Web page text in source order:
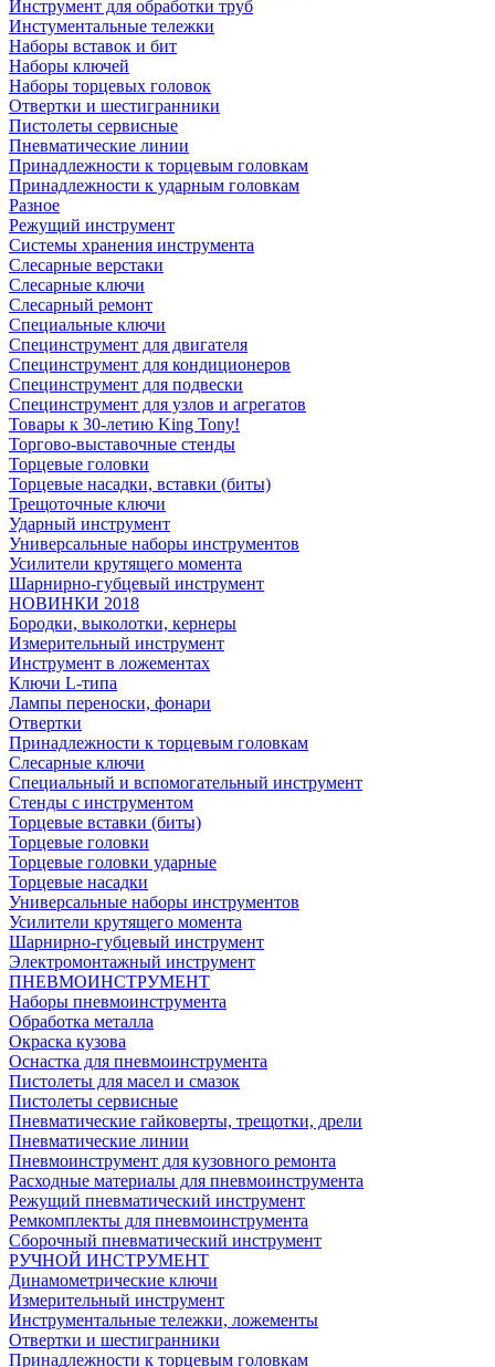
Инструмент для обработки труб
Инстументальные тележки
Наборы вставок и бит
Наборы ключей
Наборы торцевых головок
Отвертки и шестигранники
Пистолеты сервисные
Пневматические линии
Принадлежности к торцевым головкам
Принадлежности к ударным головкам
Разное
Режущий инструмент
Системы хранения инструмента
Слесарные верстаки
Слесарные ключи
Слесарный ремонт
Специальные ключи
Специнструмент для двигателя
Специнструмент для кондиционеров
Специнструмент для подвески
Специнструмент для узлов и агрегатов
Товары к 30-летию King Tony!
Торгово-выставочные стенды
Торцевые головки
Торцевые насадки, вставки (биты)
Трещоточные ключи
Ударный инструмент
Универсальные наборы инструментов
Усилители крутящего момента
Шарнирно-губцевый инструмент
НОВИНКИ 2018
Бородки, выколотки, кернеры
Измерительный инструмент
Инструмент в ложементах
Ключи L-типа
Лампы переноски, фонари
Отвертки
Принадлежности к торцевым головкам
Слесарные ключи
Специальный и вспомогательный инструмент
Стенды с инструментом
Торцевые вставки (биты)
Торцевые головки
Торцевые головки ударные
Торцевые насадки
Универсальные наборы инструментов
Усилители крутящего момента
Шарнирно-губцевый инструмент
Электромонтажный инструмент
ПНЕВМОИНСТРУМЕНТ
Наборы пневмоинструмента
Обработка металла
Окраска кузова
Оснастка для пневмоинструмента
Пистолеты для масел и смазок
Пистолеты сервисные
Пневматические гайковерты, трещотки, дрели
Пневматические линии
Пневмоинструмент для кузовного ремонта
Расходные материалы для пневмоинструмента
Режущий пневматический инструмент
Ремкомплекты для пневмоинструмента
Сборочный пневматический инструмент
РУЧНОЙ ИНСТРУМЕНТ
Динамометрические ключи
Измерительный инструмент
Инструментальные тележки, ложементы
Отвертки и шестигранники
Принадлежности к торцевым головкам